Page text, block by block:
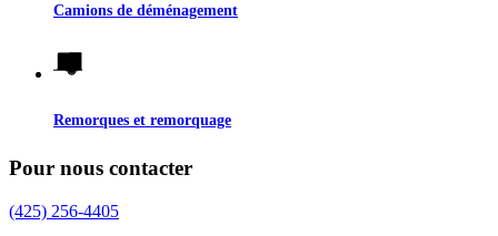
Camions de déménagement
Remorques et remorquage
Pour nous contacter
(425) 256-4405